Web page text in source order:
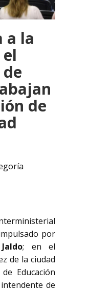
a la
de
por
; en el
de la ciudad
Educación
de